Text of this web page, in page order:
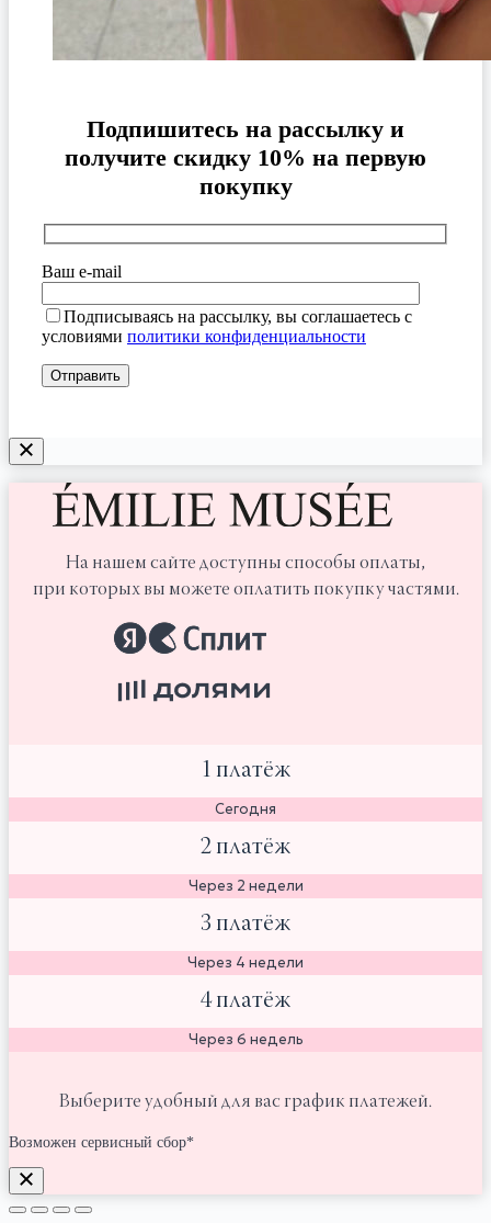
Подпишитесь на рассылку и
получите скидку 10% на первую
покупку
Ваш e-mail
Подписываясь на рассылку, вы соглашаетесь с
условиями политики конфиденциальности
На нашем сайте доступны способы оплаты,
при которых вы можете оплатить покупку частями.
1 платёж
Сегодня
2 платёж
Через 2 недели
3 платёж
Через 4 недели
4 платёж
Через 6 недель
Выберите удобный для вас график платежей.
Возможен сервисный сбор*